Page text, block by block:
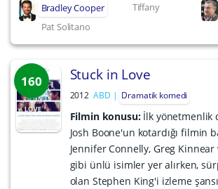
Bradley Cooper
Pat Solitano
Tiffany
160 Stuck in Love
2012 ABD Dramatik komedi
Filmin konusu: İlk yönetmenlik
Josh Boone'un kotardığı filmin
Jennifer Connelly, Greg Kinnear
gibi ünlü isimler yer alırken,
olan Stephen King'i izleme